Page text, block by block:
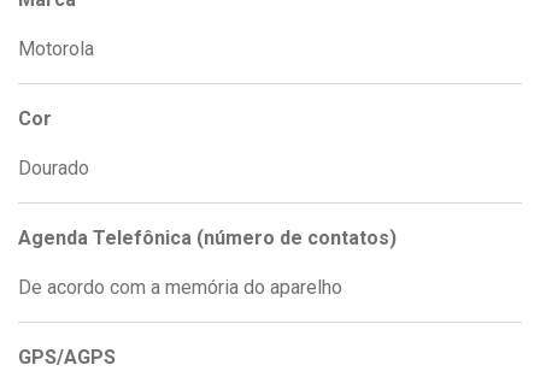
Motorola
Cor
Dourado
Agenda Telefônica (número de contatos)
De acordo com a memória do aparelho
GPS/AGPS